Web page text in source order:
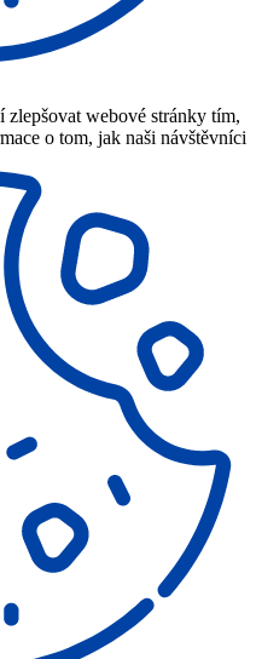
zlepšovat webové stránky tím,
o tom, jak naši návštěvníci